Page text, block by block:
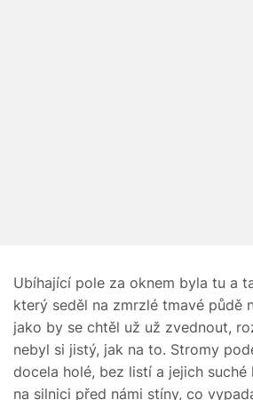
Ubíhající pole za oknem byla tu a
který seděl na zmrzlé tmavé půdě
jako by se chtěl už už zvednout,
nebyl si jistý, jak na to. Stromy
docela holé, bez listí a jejich
na silnici před námi stíny, co